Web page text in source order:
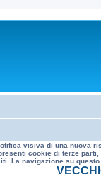
visiva di una nuova
cookie di terze
La navigazione su